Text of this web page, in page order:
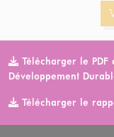
Télécharger le PDF
Développement
Télécharger le